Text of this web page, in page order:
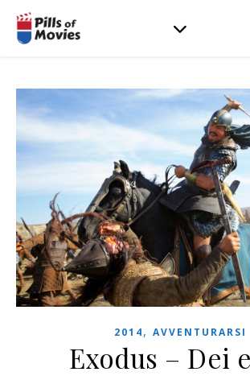
2014, AVVENTURARSI
Exodus – Dei